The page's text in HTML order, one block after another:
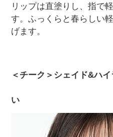
リップは直塗りし、指で
す。ふっくらと春らしい
げます。
＜チーク＞シェイド&ハ
い